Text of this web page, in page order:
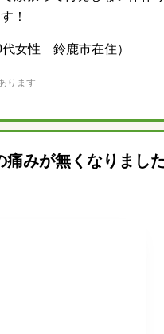
！
女性 鈴鹿市在住）
ります
痛みが無くなりました